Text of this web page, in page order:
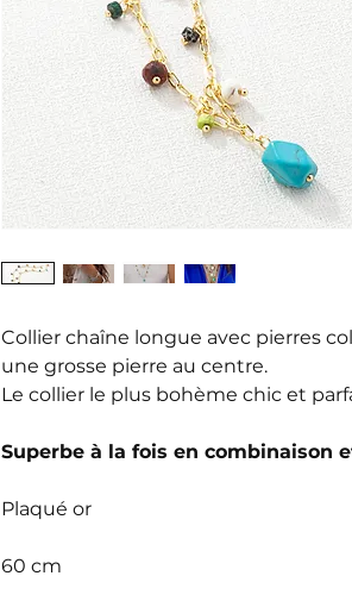
Collier chaîne longue avec pierres
une grosse pierre au centre.
Le collier le plus bohème chic et
Superbe à la fois en combinaison
Plaqué or
60 cm